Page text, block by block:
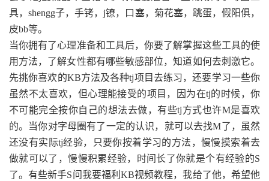
具，shengg子，手铐，j镣，口塞，菊花塞，跳蛋，假阳俱，
皮bb等。
当你拥有了心理准备和工具后，你要了解掌握这些工具的使
用方法，了解女性都有哪些敏感部位，知道如何去刺激它。
先挑你喜欢的KB方法及各种tj项目去练习，还要学习一些你
虽然不太喜欢，但心理能接受的项目，因为在tj的时候，你
不可能完全按你自己的想法去做，有些tj方式也许M是喜欢
的。当你对字母圈有了一定的认识，就可以去找M了，虽然
还没有实际tj经验，只要你按着学习的方法，慢慢摸索着去
做就可以了，慢慢积累经验，时间长了你就是个有经验的S
了。有些新手S问我要福利KB视频教程，我给了他，希望他